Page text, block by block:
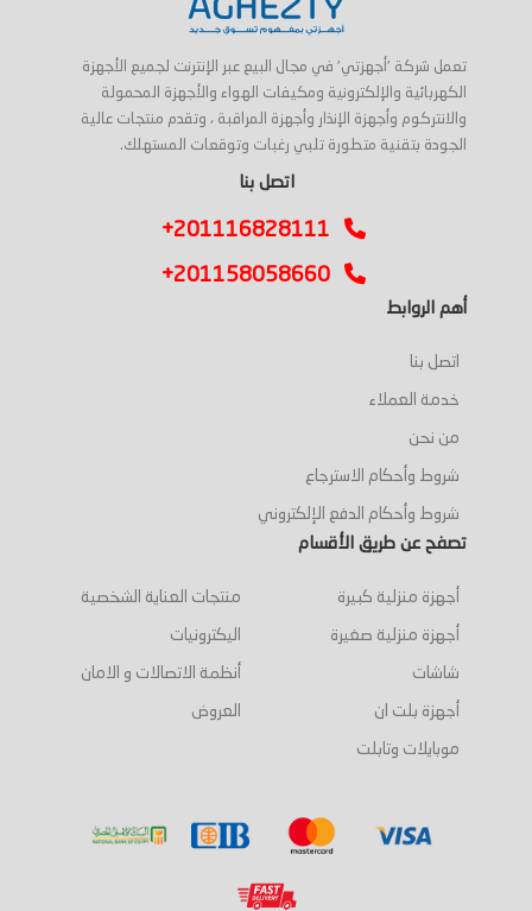
تعمل شركة 'أجهزتي' في مجال البيع عبر الإنترنت لجميع الأجهزة
الكهربائية والإلكترونية ومكيفات الهواء والأجهزة المحمولة
والانتركوم وأجهزة الإنذار وأجهزة المراقبة ، وتقدم منتجات عالية
الجودة بتقنية متطورة تلبي رغبات وتوقعات المستهلك.
اتصل بنا
+201116828111
+201158058660
أهم الروابط
اتصل بنا
خدمة العملاء
من نحن
شروط وأحكام الاسترجاع
شروط وأحكام الدفع الإلكتروني
تصفح عن طريق الأقسام
أجهزة منزلية كبيرة
أجهزة منزلية صغيرة
شاشات
أجهزة بلت ان
موبايلات وتابلت
منتجات العناية الشخصية
اليكترونيات
أنظمة الاتصالات و الامان
العروض